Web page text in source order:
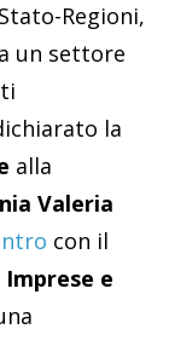
Regioni,
un settore
la
alla
Valeria
con il
e